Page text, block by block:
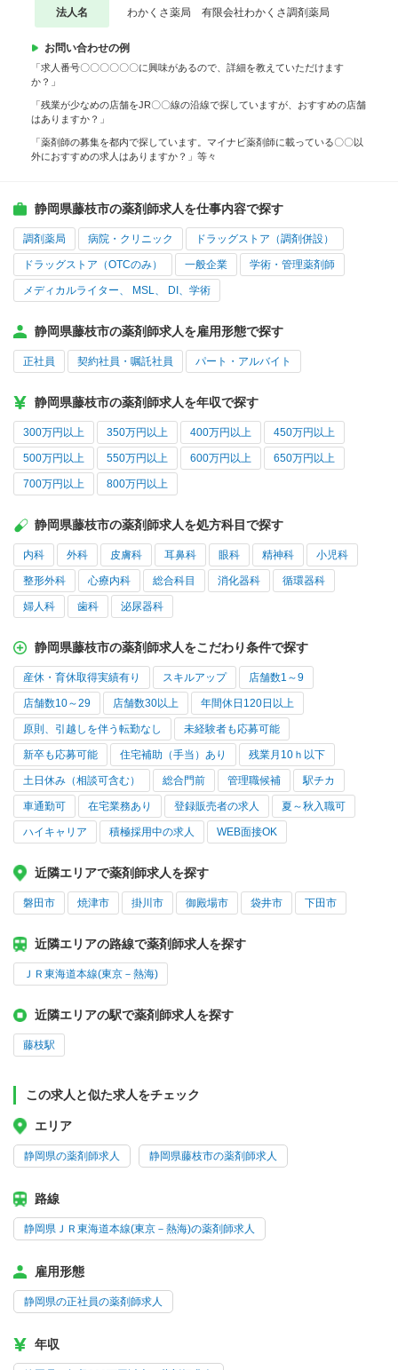
法人名 わかくさ薬局 有限会社わかくさ調剤薬局
お問い合わせの例
「求人番号〇〇〇〇〇〇に興味があるので、詳細を教えていただけます
か？」
「残業が少なめの店舗をJR〇〇線の沿線で探していますが、おすすめの店舗
はありますか？」
「薬剤師の募集を都内で探しています。マイナビ薬剤師に載っている〇〇以
外におすすめの求人はありますか？」等々
静岡県藤枝市の薬剤師求人を仕事内容で探す
調剤薬局 病院・クリニック ドラッグストア（調剤併設）
ドラッグストア（OTCのみ） 一般企業 学術・管理薬剤師
メディカルライター、 MSL、 DI、学術
静岡県藤枝市の薬剤師求人を雇用形態で探す
正社員 契約社員・嘱託社員 パート・アルバイト
静岡県藤枝市の薬剤師求人を年収で探す
300万円以上 350万円以上 400万円以上 450万円以上
500万円以上 550万円以上 600万円以上 650万円以上
700万円以上 800万円以上
静岡県藤枝市の薬剤師求人を処方科目で探す
内科 外科 皮膚科 耳鼻科 眼科 精神科 小児科
整形外科 心療内科 総合科目 消化器科 循環器科
婦人科 歯科 泌尿器科
静岡県藤枝市の薬剤師求人をこだわり条件で探す
産休・育休取得実績有り スキルアップ 店舗数1～9
店舗数10～29 店舗数30以上 年間休日120日以上
原則、引越しを伴う転勤なし 未経験者も応募可能
新卒も応募可能 住宅補助（手当）あり 残業月10ｈ以下
土日休み（相談可含む） 総合門前 管理職候補 駅チカ
車通勤可 在宅業務あり 登録販売者の求人 夏～秋入職可
ハイキャリア 積極採用中の求人 WEB面接OK
近隣エリアで薬剤師求人を探す
磐田市 焼津市 掛川市 御殿場市 袋井市 下田市
近隣エリアの路線で薬剤師求人を探す
ＪＲ東海道本線(東京－熱海)
近隣エリアの駅で薬剤師求人を探す
藤枝駅
この求人と似た求人をチェック
エリア
静岡県の薬剤師求人 静岡県藤枝市の薬剤師求人
路線
静岡県ＪＲ東海道本線(東京－熱海)の薬剤師求人
雇用形態
静岡県の正社員の薬剤師求人
年収